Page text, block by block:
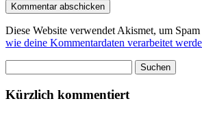
Diese Website verwendet Akismet, um
wie deine Kommentardaten verarbeitet
nach:
Kürzlich kommentiert